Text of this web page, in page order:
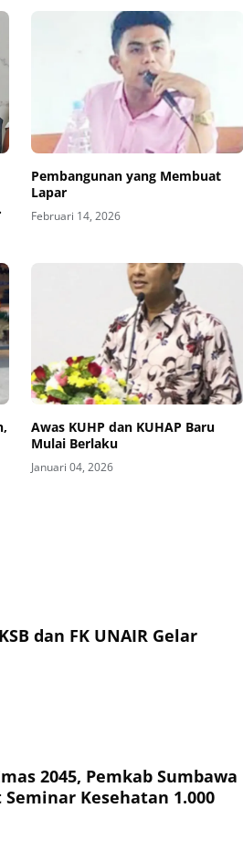
Pembangunan yang Membuat
Lapar
Februari 14, 2026
Awas KUHP dan KUHAP Baru
Mulai Berlaku
Januari 04, 2026
dan FK UNAIR Gelar
2045, Pemkab Sumbawa
Kesehatan 1.000